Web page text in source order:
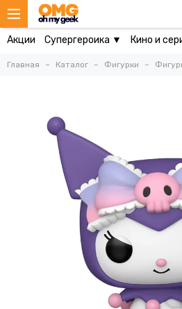
Акции Супергероика ▼ Кино и
Главная Каталог Фигурки